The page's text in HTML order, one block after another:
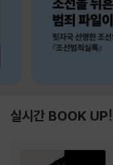
실시간 BOOK UP!